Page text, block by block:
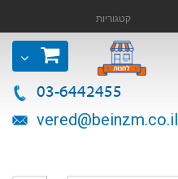
קטגוריות
03-6442455
vered@beinzm.co.il